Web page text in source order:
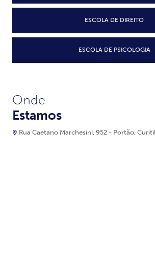
ESCOLA DE DIREITO
ESCOLA DE PSICOLOGIA
Onde
Estamos
Rua Caetano Marchesini, 952 - Portão,